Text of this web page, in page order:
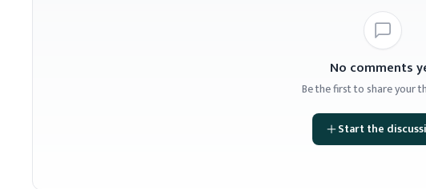
No comments
Be the first to share your
Start the